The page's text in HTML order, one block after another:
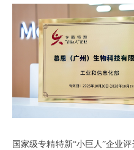
国家级专精特新“小巨人”企业